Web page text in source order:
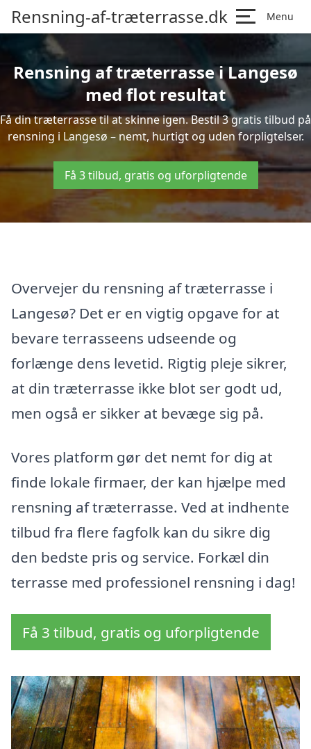
Rensning-af-træterrasse.dk Menu
Rensning af træterrasse i Langesø
med flot resultat
Få din træterrasse til at skinne igen. Bestil 3 gratis tilbud på
rensning i Langesø – nemt, hurtigt og uden forpligtelser.
Få 3 tilbud, gratis og uforpligtende
Overvejer du rensning af træterrasse i
Langesø? Det er en vigtig opgave for at
bevare terrasseens udseende og
forlænge dens levetid. Rigtig pleje sikrer,
at din træterrasse ikke blot ser godt ud,
men også er sikker at bevæge sig på.
Vores platform gør det nemt for dig at
finde lokale firmaer, der kan hjælpe med
rensning af træterrasse. Ved at indhente
tilbud fra flere fagfolk kan du sikre dig
den bedste pris og service. Forkæl din
terrasse med professionel rensning i dag!
Få 3 tilbud, gratis og uforpligtende